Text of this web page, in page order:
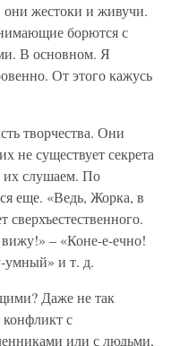
они жестоки и живучи.
борются с
В основном. Я
От этого кажусь
творчества. Они
не существует секрета
их слушаем. По
еще. «Ведь, Жорка, в
– «Коне-е-ечно!
умный» и т. д.
Даже не так
с
или с людьми,